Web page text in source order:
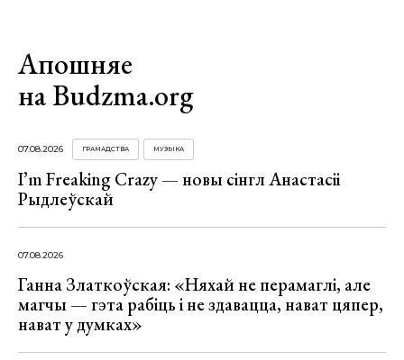
Апошняе
на Budzma.org
07.08.2026 ГРАМАДСТВА МУЗЫКА
I’m Freaking Crazy — новы сінгл Анастасіі
Рыдлеўскай
07.08.2026
Ганна Златкоўская: «Няхай не перамаглі, але
магчы — гэта рабіць і не здавацца, нават цяпер,
нават у думках»